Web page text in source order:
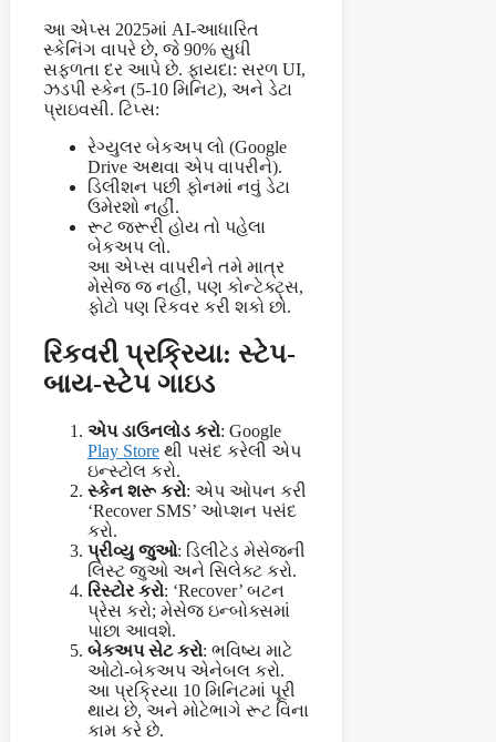
આ એપ્સ 2025માં AI-આધારિત
સ્કેનિંગ વાપરે છે, જે 90% સુધી
સફળતા દર આપે છે. ફાયદા: સરળ UI,
ઝડપી સ્કેન (5-10 મિનિટ), અને ડેટા
પ્રાઇવસી. ટિપ્સ:
રેગ્યુલર બેકઅપ લો (Google
Drive અથવા એપ વાપરીને).
ડિલીશન પછી ફોનમાં નવું ડેટા
ઉમેરશો નહીં.
રૂટ જરૂરી હોય તો પહેલા
બેકઅપ લો.
આ એપ્સ વાપરીને તમે માત્ર
મેસેજ જ નહીં, પણ કોન્ટેક્ટ્સ,
ફોટો પણ રિકવર કરી શકો છો.
રિકવરી પ્રક્રિયા: સ્ટેપ-
બાય-સ્ટેપ ગાઇડ
એપ ડાઉનલોડ કરો: Google
Play Store થી પસંદ કરેલી એપ
ઇન્સ્ટોલ કરો.
સ્કેન શરૂ કરો: એપ ઓપન કરી
‘Recover SMS’ ઓપ્શન પસંદ
કરો.
પ્રીવ્યુ જુઓ: ડિલીટેડ મેસેજની
લિસ્ટ જુઓ અને સિલેક્ટ કરો.
રિસ્ટોર કરો: ‘Recover’ બટન
પ્રેસ કરો; મેસેજ ઇન્બોક્સમાં
પાછા આવશે.
બેકઅપ સેટ કરો: ભવિષ્ય માટે
ઓટો-બેકઅપ એનેબલ કરો.
આ પ્રક્રિયા 10 મિનિટમાં પૂરી
થાય છે, અને મોટેભાગે રૂટ વિના
કામ કરે છે.